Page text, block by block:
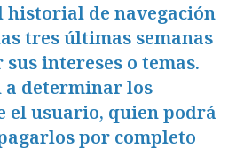
historial de navegación
tres últimas semanas
intereses o temas.
a determinar los
el usuario, quien podrá
por completo